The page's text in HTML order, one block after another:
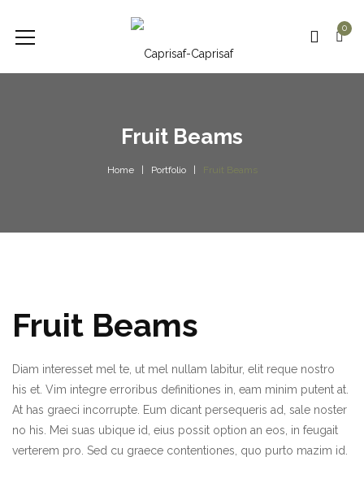
0
Fruit Beams
Home Portfolio Fruit Beams
Fruit Beams
Diam interesset mel te, ut mel nullam labitur, elit reque nostro
his et. Vim integre erroribus definitiones in, eam minim putent at.
At has graeci incorrupte. Eum dicant persequeris ad, sale noster
no his. Mei suas ubique id, eius possit option an eos, in feugait
verterem pro. Sed cu graece contentiones, quo purto mazim id.